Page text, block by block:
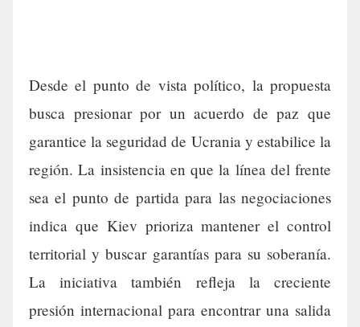
Desde el punto de vista político, la propuesta
busca presionar por un acuerdo de paz que
garantice la seguridad de Ucrania y estabilice la
región. La insistencia en que la línea del frente
sea el punto de partida para las negociaciones
indica que Kiev prioriza mantener el control
territorial y buscar garantías para su soberanía.
La iniciativa también refleja la creciente
presión internacional para encontrar una salida